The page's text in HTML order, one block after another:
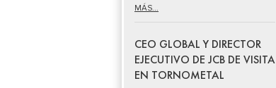
MÁS...
CEO GLOBAL Y DIRECTOR
EJECUTIVO DE JCB DE VISITA
EN TORNOMETAL